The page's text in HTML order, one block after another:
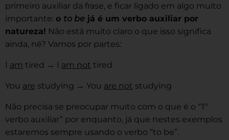
primeiro auxiliar da frase, e ficar ligado em algo muito
importante: o to be já é um verbo auxiliar por
natureza! Não está muito claro o que isso significa
ainda, né? Vamos por partes:
I am tired → I am not tired
You are studying → You are not studying
Não precisa se preocupar muito com o que é o “1º
verbo auxiliar” por enquanto, já que nestes exemplos
estaremos sempre usando o verbo “to be”.